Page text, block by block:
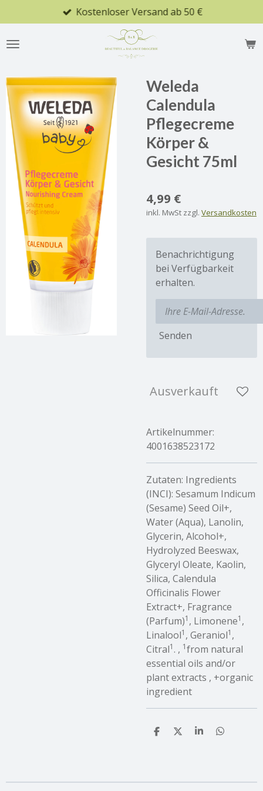
Hauptinhalt
springen
Kostenloser Versand ab 50 €
Weleda
Calendula
Pflegecreme
Körper &
Gesicht 75ml
4,99 €
inkl. MwSt zzgl. Versandkosten
Benachrichtigung
bei Verfügbarkeit
erhalten.
Senden
Ausverkauft
Artikelnummer:
4001638523172
Zutaten: Ingredients
(INCI): Sesamum Indicum
(Sesame) Seed Oil+,
Water (Aqua), Lanolin,
Glycerin, Alcohol+,
Hydrolyzed Beeswax,
Glyceryl Oleate, Kaolin,
Silica, Calendula
Officinalis Flower
Extract+, Fragrance
(Parfum)1 , Limonene1 ,
Linalool1 , Geraniol1 ,
Citral1. , 1from natural
essential oils and/or
plant extracts , +organic
ingredient
T
n
T
n
T
n
T
n